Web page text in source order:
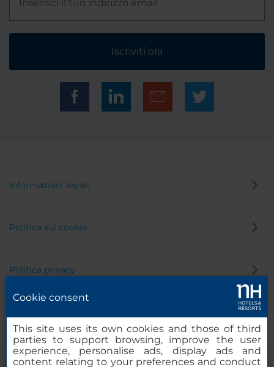
Iscriviti ora
Informazioni legali
Politica sui cookie
Politica privacy
Cookie consent
This site uses its own cookies and those of third
parties to support browsing, improve the user
experience, personalise ads, display ads and
content relating to your preferences and conduct